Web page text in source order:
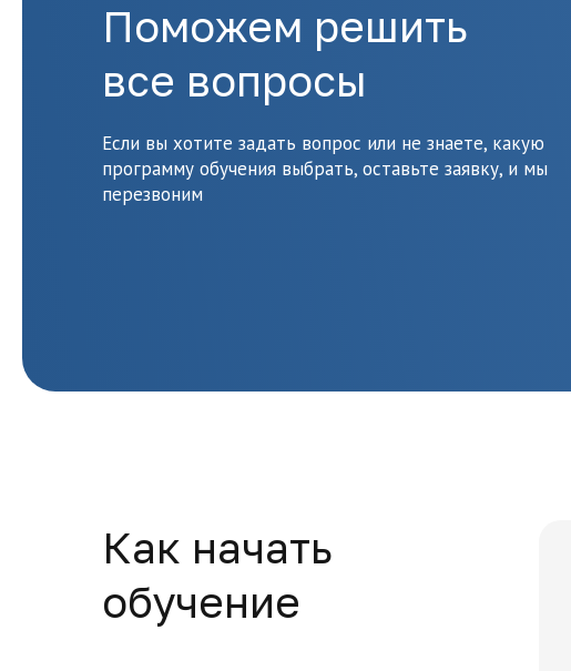
Если вы хотите задать вопрос или не знаете, какую
программу обучения выбрать, оставьте заявку, и мы
перезвоним
Поможем решить
все вопросы
Как начать
обучение